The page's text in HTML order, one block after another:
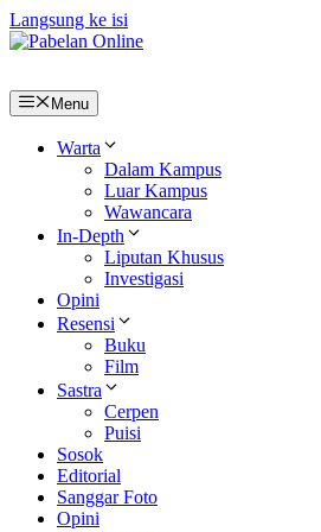
Langsung ke isi
Menu
Warta
Dalam Kampus
Luar Kampus
Wawancara
In-Depth
Liputan Khusus
Investigasi
Opini
Resensi
Buku
Film
Sastra
Cerpen
Puisi
Sosok
Editorial
Sanggar Foto
Opini